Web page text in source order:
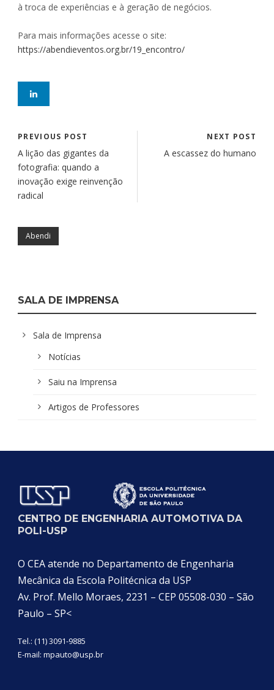
à troca de experiências e à geração de negócios.
Para mais informações acesse o site:
https://abendieventos.org.br/19_encontro/
PREVIOUS POST
A lição das gigantes da
fotografia: quando a
inovação exige reinvenção
radical
NEXT POST
A escassez do humano
Abendi
SALA DE IMPRENSA
Sala de Imprensa
Notícias
Saiu na Imprensa
Artigos de Professores
CENTRO DE ENGENHARIA AUTOMOTIVA DA
POLI-USP
O CEA atende no Departamento de Engenharia
Mecânica da Escola Politécnica da USP
Av. Prof. Mello Moraes, 2231 – CEP 05508-030 – São
Paulo – SP<
Tel.: (11) 3091-9885
E-mail: mpauto@usp.br